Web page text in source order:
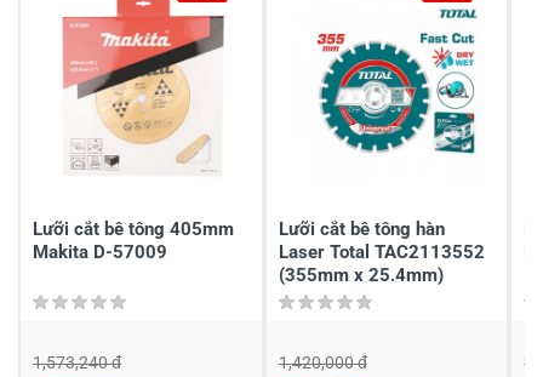
Gửi nhận xét
Lưỡi cắt bê tông 405mm
Makita D-57009
1,573,240 đ
Lưỡi cắt bê tông hàn
Laser Total TAC2113552
(355mm x 25.4mm)
1,420,000 đ